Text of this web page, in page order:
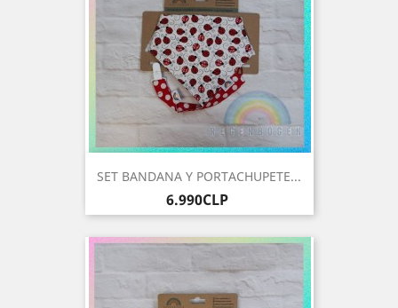
SET BANDANA Y PORTACHUPETE...
Precio
6.990CLP